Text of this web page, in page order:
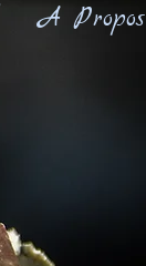
A Propos